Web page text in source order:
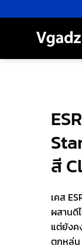
ไป
สี
เคส
ผสานดี
แต่ยังค
ตกหล่น